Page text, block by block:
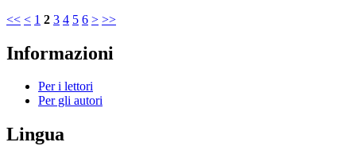
<< < 1 2 3 4 5 6 > >>
Informazioni
Per i lettori
Per gli autori
Lingua